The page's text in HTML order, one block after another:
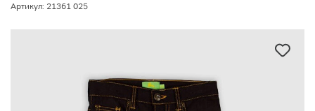
Артикул: 21361 025